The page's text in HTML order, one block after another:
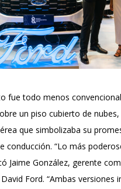
fue todo menos
un piso cubierto de nubes,
que simbolizaba su
conducción. “Lo más
Jaime González, gerente
Ford. “Ambas versiones